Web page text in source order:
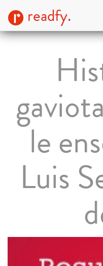
readfy.
le
Luis